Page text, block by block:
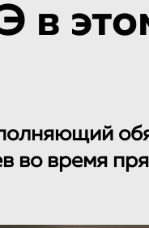
в
во время